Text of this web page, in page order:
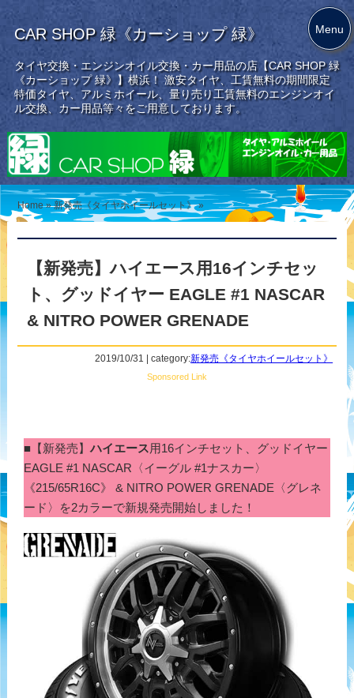
CAR SHOP 緑《カーショップ 緑》
タイヤ交換・エンジンオイル交換・カー用品の店【CAR SHOP 緑
《カーショップ 緑》】横浜！ 激安タイヤ、工賃無料の期間限定
特価タイヤ、アルミホイール、量り売り工賃無料のエンジンオイ
ル交換、カー用品等々をご用意しております。
Home »新発売《タイヤホイールセット》 »
【新発売】ハイエース用16インチセッ
ト、グッドイヤー EAGLE #1 NASCAR
& NITRO POWER GRENADE
2019/10/31 | category:新発売《タイヤホイールセット》
Sponsored Link
■【新発売】ハイエース用16インチセット、グッドイヤー
EAGLE #1 NASCAR〈イーグル #1ナスカー〉
《215/65R16C》 & NITRO POWER GRENADE〈グレネ
ード〉を2カラーで新規発売開始しました！
Menu